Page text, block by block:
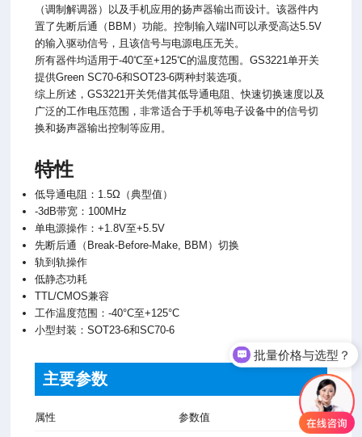
（调制解调器）以及手机应用的扬声器输出而设计。该器件内
置了先断后通（BBM）功能。控制输入端IN可以承受高达5.5V
的输入驱动信号，且该信号与电源电压无关。
所有器件均适用于-40℃至+125℃的温度范围。GS3221单开关
提供Green SC70-6和SOT23-6两种封装选项。
综上所述，GS3221开关凭借其低导通电阻、快速切换速度以及
广泛的工作电压范围，非常适合于手机等电子设备中的信号切
换和扬声器输出控制等应用。
特性
低导通电阻：1.5Ω（典型值）
-3dB带宽：100MHz
单电源操作：+1.8V至+5.5V
先断后通（Break-Before-Make, BBM）切换
轨到轨操作
低静态功耗
TTL/CMOS兼容
工作温度范围：-40°C至+125°C
小型封装：SOT23-6和SC70-6
主要参数
属性 参数值
批量价格与选型？